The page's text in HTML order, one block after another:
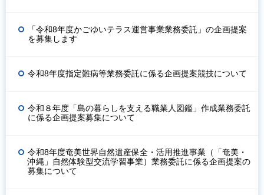
「令和8年度かごゆいテラス運営事業業務委託」の企画提案
を募集します
令和8年度指定難病等業務委託に係る企画提案競技について
令和８年度「島の暮らしを支える職業人図鑑」作成業務委託
に係る企画提案募集について
令和8年度奄美世界自然遺産保全・活用推進事業（「奄美・
沖縄」自然体験型交流学習事業）業務委託に係る企画提案の
募集について